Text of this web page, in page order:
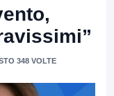
348 VOLTE